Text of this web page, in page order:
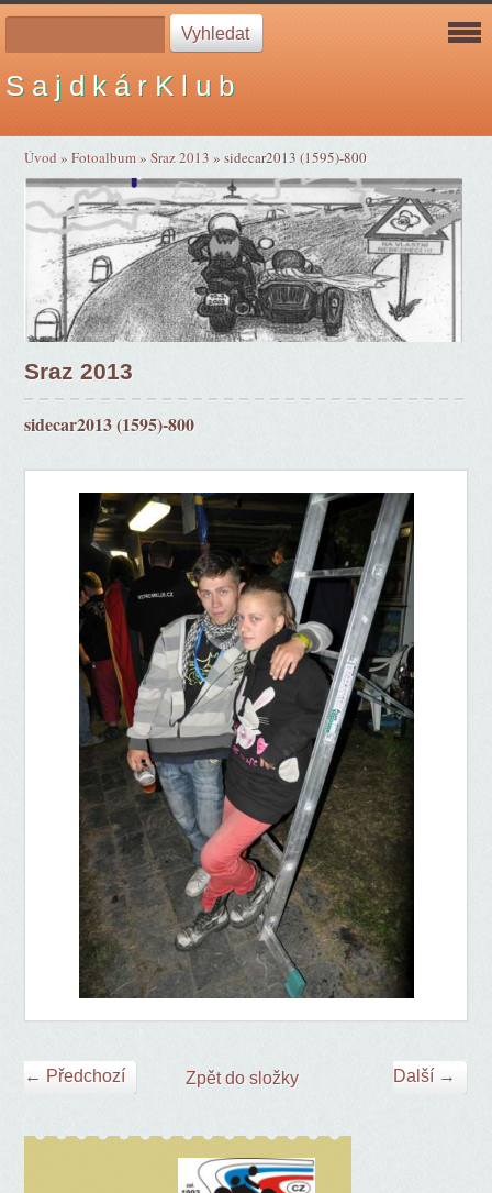
S a j d k á r K l u b
Úvod »Fotoalbum»Sraz 2013 »sidecar2013 (1595)-800
Sraz 2013
sidecar2013 (1595)-800
← Předchozí Další →
Zpět do složky